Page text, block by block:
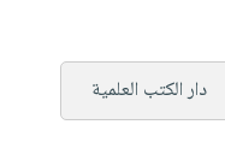
دار الكتب العلمية